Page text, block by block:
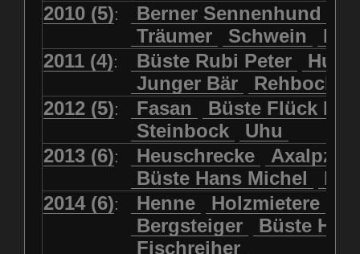
2010 (5): Berner Sennenhund
Träumer
Schwein
2011 (4): Büste Rubi Peter
Junger Bär
2012 (5): Fasan
Büste Flück
Steinbock
Uhu
2013 (6): Heuschrecke
Büste Hans Michel
2014 (6): Henne Holzmietere
Bergsteiger
Büste HP
Fischreiher